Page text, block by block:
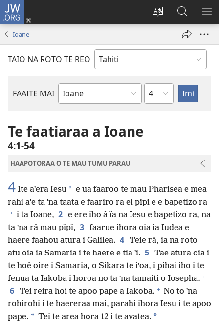
JW.ORG
Taui
reo
Nati
(opens
Maimiraa
nia
JW.ORG
Ioane
TAIO NA ROTO TE REO
FAAITE MAI
Buka
Bibilia
Pene
Te faatiaraa a Ioane
4:1-54
HAAPOTORAA O TE MAU TUMU PARAU
4 Ite aˈera Iesu * e ua faaroo te mau Pharisea e mea
rahi aˈe ta ˈna taata e faariro ra ei pǐpǐ e e bapetizo ra
+ i ta Ioane, 2 e ere iho â ïa na Iesu e bapetizo ra, na
ta ˈna râ mau pǐpǐ, 3 faarue ihora oia ia Iudea e
haere faahou atura i Galilea. 4 Teie râ, ia na roto
atu oia ia Samaria i te haere e tia ˈi. 5 Tae atura oia i
te hoê oire i Samaria, o Sikara te iˈoa, i pihai iho i te
fenua ta Iakoba i horoa no ta ˈna tamaiti o Iosepha. +
6 Tei reira hoi te apoo pape a Iakoba. + No to ˈna
rohirohi i te haereraa mai, parahi ihora Iesu i te apoo
pape. * Tei te area hora 12 i te avatea. *